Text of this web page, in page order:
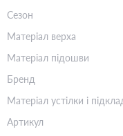
Сезон
Матеріал верха
Матеріал підошви
Бренд
Матеріал устілки і
Артикул